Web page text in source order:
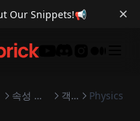
Our Snippets!📢
속성 패널 객체 Physics